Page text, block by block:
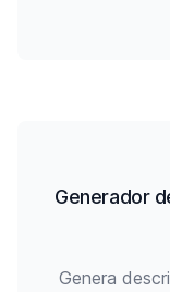
Generador
Genera